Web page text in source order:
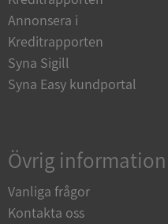
Annonsera i
Kreditrapporten
Syna Sigill
Syna Easy kundportal
Övrig information
Vanliga frågor
Kontakta oss